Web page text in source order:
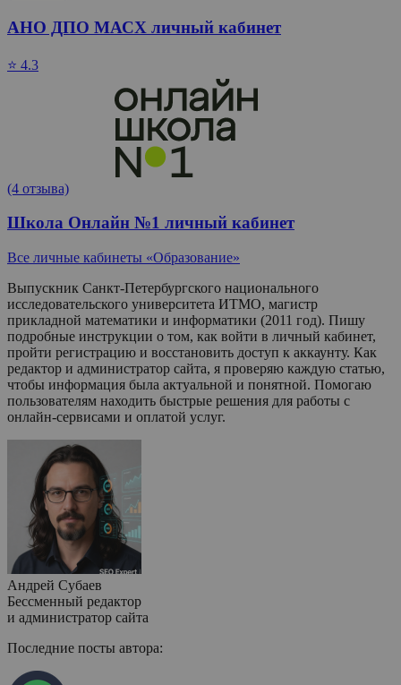
АНО ДПО МАСХ личный кабинет
⭐ 4.3
(4 отзыва)
Школа Онлайн №1 личный кабинет
Все личные кабинеты «Образование»
Выпускник Санкт-Петербургского национального
исследовательского университета ИТМО, магистр
прикладной математики и информатики (2011 год). Пишу
подробные инструкции о том, как войти в личный кабинет,
пройти регистрацию и восстановить доступ к аккаунту. Как
редактор и администратор сайта, я проверяю каждую статью,
чтобы информация была актуальной и понятной. Помогаю
пользователям находить быстрые решения для работы с
онлайн-сервисами и оплатой услуг.
Андрей Субаев
Бессменный редактор
и администратор сайта
Последние посты автора: